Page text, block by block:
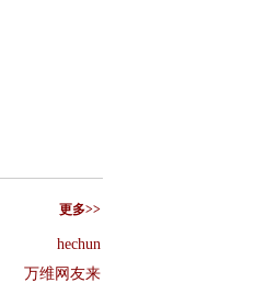
更多>>
hechun
万维网友来